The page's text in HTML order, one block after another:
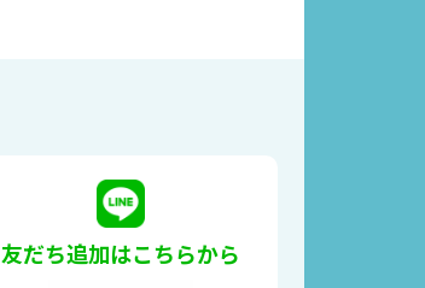
友だち追加はこちらから